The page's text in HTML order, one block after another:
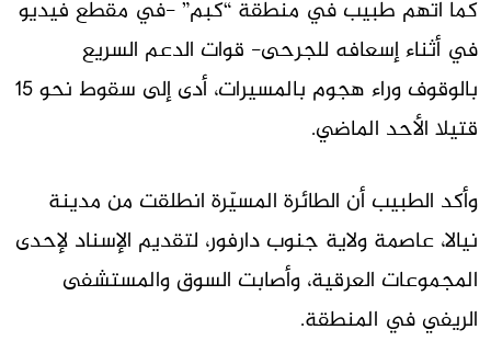
كما اتهم طبيب في منطقة “كبم” -في مقطع فيديو
في أثناء إسعافه للجرحى- قوات الدعم السريع
بالوقوف وراء هجوم بالمسيرات، أدى إلى سقوط نحو 15
قتيلا الأحد الماضي.
وأكد الطبيب أن الطائرة المسيّرة انطلقت من مدينة
نيالا، عاصمة ولاية جنوب دارفور، لتقديم الإسناد لإحدى
المجموعات العرقية، وأصابت السوق والمستشفى
الريفي في المنطقة.